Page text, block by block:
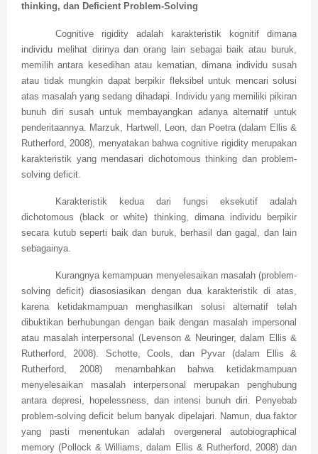
thinking, dan Deficient Problem-Solving
Cognitive rigidity adalah karakteristik kognitif dimana
individu melihat dirinya dan orang lain sebagai baik atau buruk,
memilih antara kesedihan atau kematian, dimana individu susah
atau tidak mungkin dapat berpikir fleksibel untuk mencari solusi
atas masalah yang sedang dihadapi. Individu yang memiliki pikiran
bunuh diri susah untuk membayangkan adanya alternatif untuk
penderitaannya. Marzuk, Hartwell, Leon, dan Poetra (dalam Ellis &
Rutherford, 2008), menyatakan bahwa cognitive rigidity merupakan
karakteristik yang mendasari dichotomous thinking dan problem-
solving deficit.
Karakteristik kedua dari fungsi eksekutif adalah
dichotomous (black or white) thinking, dimana individu berpikir
secara kutub seperti baik dan buruk, berhasil dan gagal, dan lain
sebagainya.
Kurangnya kemampuan menyelesaikan masalah (problem-
solving deficit) diasosiasikan dengan dua karakteristik di atas,
karena ketidakmampuan menghasilkan solusi alternatif telah
dibuktikan berhubungan dengan baik dengan masalah impersonal
atau masalah interpersonal (Levenson & Neuringer, dalam Ellis &
Rutherford, 2008). Schotte, Cools, dan Pyvar (dalam Ellis &
Rutherford, 2008) menambahkan bahwa ketidakmampuan
menyelesaikan masalah interpersonal merupakan penghubung
antara depresi, hopelessness, dan intensi bunuh diri. Penyebab
problem-solving deficit belum banyak dipelajari. Namun, dua faktor
yang pasti menentukan adalah overgeneral autobiographical
memory (Pollock & Williams, dalam Ellis & Rutherford, 2008) dan